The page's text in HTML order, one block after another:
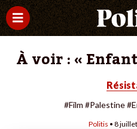
À voir : «
#Film #Palestine
Politis • 8